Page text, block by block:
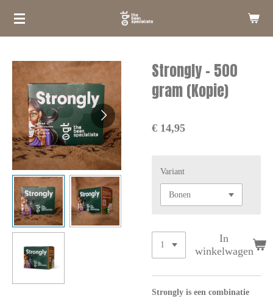
Ga
hoofdinhoud
Strongly - 500
gram (Kopie)
€ 14,95
Variant
In
winkelwagen
Strongly is een combinatie